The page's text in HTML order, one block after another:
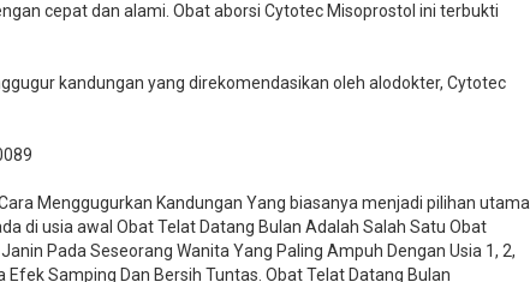
cepat dan alami. Obat aborsi Cytotec Misoprostol ini terbukti
kandungan yang direkomendasikan oleh alodokter, Cytotec
Menggugurkan Kandungan Yang biasanya menjadi pilihan utama
di usia awal Obat Telat Datang Bulan Adalah Salah Satu Obat
Pada Seseorang Wanita Yang Paling Ampuh Dengan Usia 1, 2,
Efek Samping Dan Bersih Tuntas. Obat Telat Datang Bulan